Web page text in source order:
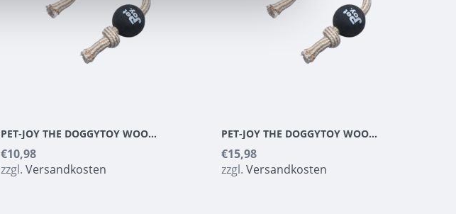
PET-JOY THE DOGGYTOY WOODIES N8
€10,98
zzgl. Versandkosten
PET-JOY THE DOGGYTOY WOODIES N9
€15,98
zzgl. Versandkosten